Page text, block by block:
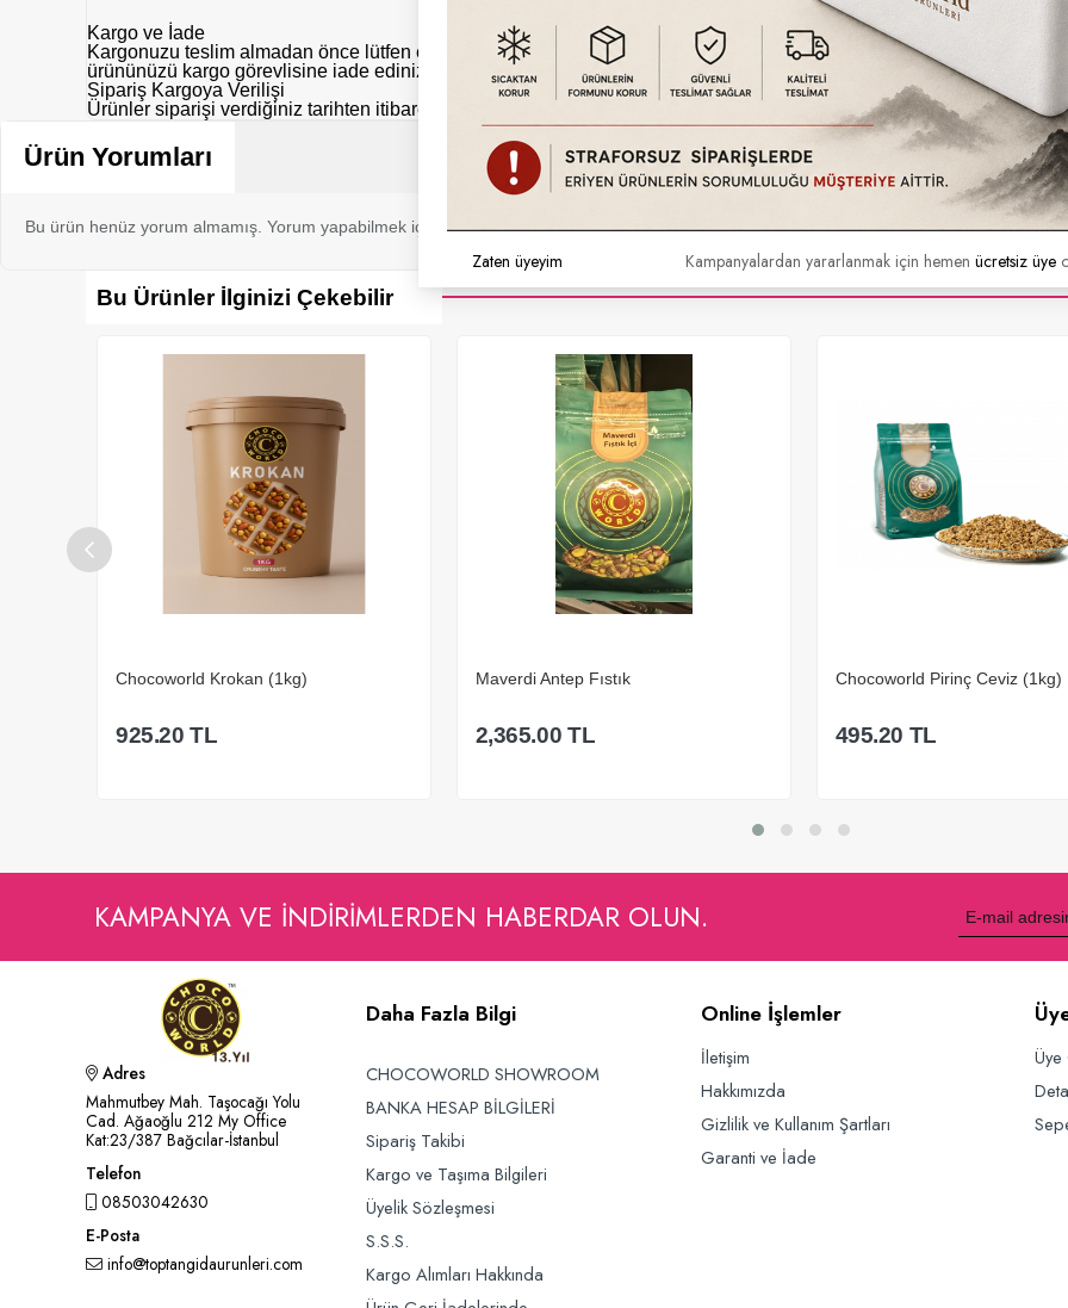
Kargo ve İade
Kargonuzu teslim almadan önce lütfen eksik, hasarlı ya da ayıplı olup olmadığını kontrol ediniz. Eğer kargonuzda
ürününüzü kargo görevlisine iade ediniz.
Sipariş Kargoya Verilişi
Ürünler siparişi verdiğiniz tarihten itibaren aksi belirtilmedikçe (Hızlı kargo vb. uyarı simgeleri.) 2 iş günü içerisinde
Ürün Yorumları
Bu ürün henüz yorum almamış. Yorum yapabilmek için bu ürünü satın almış olmanız gerekmektedir.
Bu Ürünler İlginizi Çekebilir
Maverdi Antep Fıstık
2,365.00 TL
Chocoworld Pirinç Ceviz (1kg)
495.20 TL
File Yer Fıstığı
289.20 TL
KAMPANYA VE INDIRIMLERDEN HABERDAR OLUN.
Adres
Mahmutbey Mah. Taşocağı Yolu
Cad. Ağaoğlu 212 My Office
Kat:23/387 Bağcılar-İstanbul
Telefon
08503042630
E-Posta
info@toptangidaurunleri.com
Daha Fazla Bilgi
CHOCOWORLD SHOWROOM
BANKA HESAP BİLGİLERİ
Sipariş Takibi
Kargo ve Taşıma Bilgileri
Üyelik Sözleşmesi
S.S.S.
Kargo Alımları Hakkında
Online İşlemler
İletişim
Hakkımızda
Gizlilik ve Kullanım Şartları
Garanti ve İade
Üye
Kampanyalardan yararlanmak için hemen ücretsiz üye
Zaten üyeyim